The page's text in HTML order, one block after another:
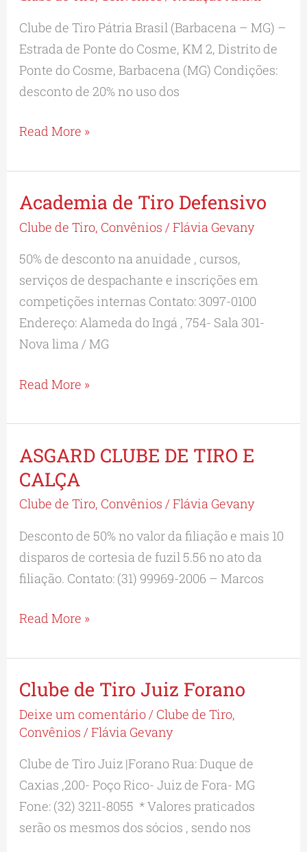
Clube de Tiro Pátria Brasil (Barbacena – MG) –
Estrada de Ponte do Cosme, KM 2, Distrito de
Ponte do Cosme, Barbacena (MG) Condições:
desconto de 20% no uso dos
Brasil
(Barbacena
–
MG)
Read More »
Academia de Tiro Defensivo
Clube de Tiro, Convênios /Flávia Gevany
50% de desconto na anuidade , cursos,
serviços de despachante e inscrições em
competições internas Contato: 3097-0100
Endereço: Alameda do Ingá , 754- Sala 301-
Nova lima / MG
Academia
de
Defensivo
Read More »
ASGARD CLUBE DE TIRO E
CALÇA
Clube de Tiro, Convênios /Flávia Gevany
Desconto de 50% no valor da filiação e mais 10
disparos de cortesia de fuzil 5.56 no ato da
filiação. Contato: (31) 99969-2006 – Marcos
ASGARD
CLUBE
DE
E
CALÇA
Read More »
Clube de Tiro Juiz Forano
Deixe um comentário / Clube de Tiro,
Convênios /Flávia Gevany
Clube de Tiro Juiz |Forano Rua: Duque de
Caxias ,200- Poço Rico- Juiz de Fora- MG
Fone: (32) 3211-8055 * Valores praticados
serão os mesmos dos sócios , sendo nos
Clube
de
Tiro
Forano